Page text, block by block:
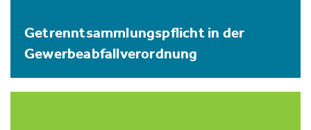
Getrenntsammlungspflicht in der
Gewerbeabfallverordnung